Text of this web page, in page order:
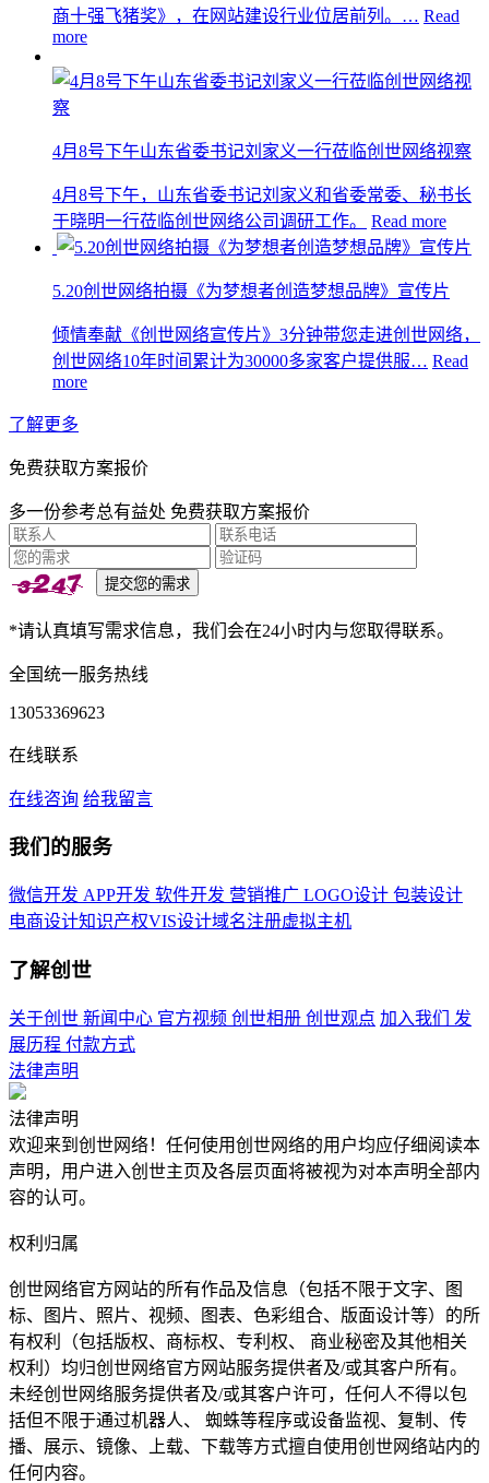
商十强飞猪奖》，在网站建设行业位居前列。… Read
more
4月8号下午山东省委书记刘家义一行莅临创世网络视察
4月8号下午，山东省委书记刘家义和省委常委、秘书长
于晓明一行莅临创世网络公司调研工作。
Read more
5.20创世网络拍摄《为梦想者创造梦想品牌》宣传片
倾情奉献《创世网络宣传片》3分钟带您走进创世网络，
创世网络10年时间累计为30000多家客户提供服… Read
more
了解更多
免费获取方案报价
多一份参考总有益处 免费获取方案报价
*请认真填写需求信息，我们会在24小时内与您取得联系。
全国统一服务热线
13053369623
在线联系
在线咨询 给我留言
我们的服务
微信开发 APP开发 软件开发 营销推广 LOGO设计 包装设计
电商设计知识产权VIS设计域名注册虚拟主机
了解创世
关于创世 新闻中心 官方视频 创世相册 创世观点 加入我们 发
展历程 付款方式
法律声明
法律声明
欢迎来到创世网络！任何使用创世网络的用户均应仔细阅读本
声明，用户进入创世主页及各层页面将被视为对本声明全部内
容的认可。
权利归属
创世网络官方网站的所有作品及信息（包括不限于文字、图
标、图片、照片、视频、图表、色彩组合、版面设计等）的所
有权利（包括版权、商标权、专利权、 商业秘密及其他相关
权利）均归创世网络官方网站服务提供者及/或其客户所有。
未经创世网络服务提供者及/或其客户许可，任何人不得以包
括但不限于通过机器人、 蜘蛛等程序或设备监视、复制、传
播、展示、镜像、上载、下载等方式擅自使用创世网络站内的
任何内容。